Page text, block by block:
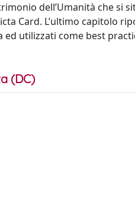
dell’Umanità che si
Card. L’ultimo capitolo
utilizzati come best
(DC)